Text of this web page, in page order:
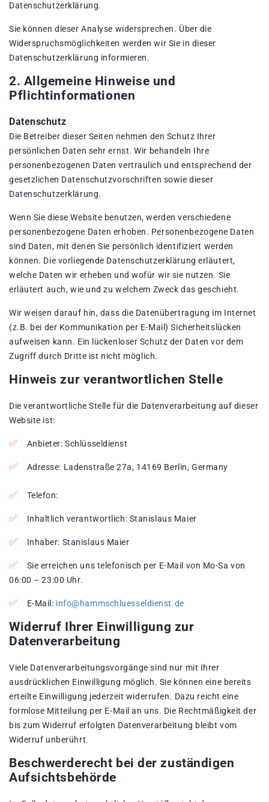
Datenschutzerklärung.
Sie können dieser Analyse widersprechen. Über die
Widerspruchsmöglichkeiten werden wir Sie in dieser
Datenschutzerklärung informieren.
2. Allgemeine Hinweise und
Pflichtinformationen
Datenschutz
Die Betreiber dieser Seiten nehmen den Schutz Ihrer
persönlichen Daten sehr ernst. Wir behandeln Ihre
personenbezogenen Daten vertraulich und entsprechend der
gesetzlichen Datenschutzvorschriften sowie dieser
Datenschutzerklärung.
Wenn Sie diese Website benutzen, werden verschiedene
personenbezogene Daten erhoben. Personenbezogene Daten
sind Daten, mit denen Sie persönlich identifiziert werden
können. Die vorliegende Datenschutzerklärung erläutert,
welche Daten wir erheben und wofür wir sie nutzen. Sie
erläutert auch, wie und zu welchem Zweck das geschieht.
Wir weisen darauf hin, dass die Datenübertragung im Internet
(z.B. bei der Kommunikation per E-Mail) Sicherheitslücken
aufweisen kann. Ein lückenloser Schutz der Daten vor dem
Zugriff durch Dritte ist nicht möglich.
Hinweis zur verantwortlichen Stelle
Die verantwortliche Stelle für die Datenverarbeitung auf dieser
Website ist:
Anbieter: Schlüsseldienst
Adresse: Ladenstraße 27a, 14169 Berlin, Germany
Telefon:
Inhaltlich verantwortlich: Stanislaus Maier
Inhaber: Stanislaus Maier
Sie erreichen uns telefonisch per E-Mail von Mo-Sa von
06:00 – 23:00 Uhr.
E-Mail: info@hammschluesseldienst.de
Widerruf Ihrer Einwilligung zur
Datenverarbeitung
Viele Datenverarbeitungsvorgänge sind nur mit Ihrer
ausdrücklichen Einwilligung möglich. Sie können eine bereits
erteilte Einwilligung jederzeit widerrufen. Dazu reicht eine
formlose Mitteilung per E-Mail an uns. Die Rechtmäßigkeit der
bis zum Widerruf erfolgten Datenverarbeitung bleibt vom
Widerruf unberührt.
Beschwerderecht bei der zuständigen
Aufsichtsbehörde